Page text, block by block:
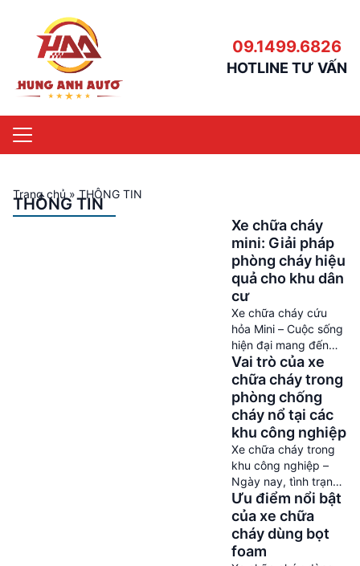
09.1499.6826
HOTLINE TƯ VẤN
Trang chủ » THÔNG TIN
THÔNG TIN
Xe chữa cháy
mini: Giải pháp
phòng cháy hiệu
quả cho khu dân
cư
Xe chữa cháy cứu
hỏa Mini – Cuộc sống
hiện đại mang đến
nhiều tiện nghi,
nhưng cũng tiềm ẩn
không ít nguy cơ
cháy nổ, đặc biệt là
tại các khu dân cư
đông đúc, nhà cửa
san sát. Một sơ suất
nhỏ trong sử dụng
điện, gas, hương
khói,… cũng có thể
châm […]
Vai trò của xe
chữa cháy trong
phòng chống
cháy nổ tại các
khu công nghiệp
Xe chữa cháy trong
khu công nghiệp –
Ngày nay, tình trạng
cháy nổ diễn ra tại
các khu công nghiệp
càng tăng cao hơn.
Theo thống kê, mỗi
năm có hàng trăm vụ
Ưu điểm nổi bật
của xe chữa
cháy dùng bọt
foam